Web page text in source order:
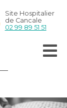
Site Hospitalier
de Cancale
02 99 89 51 51